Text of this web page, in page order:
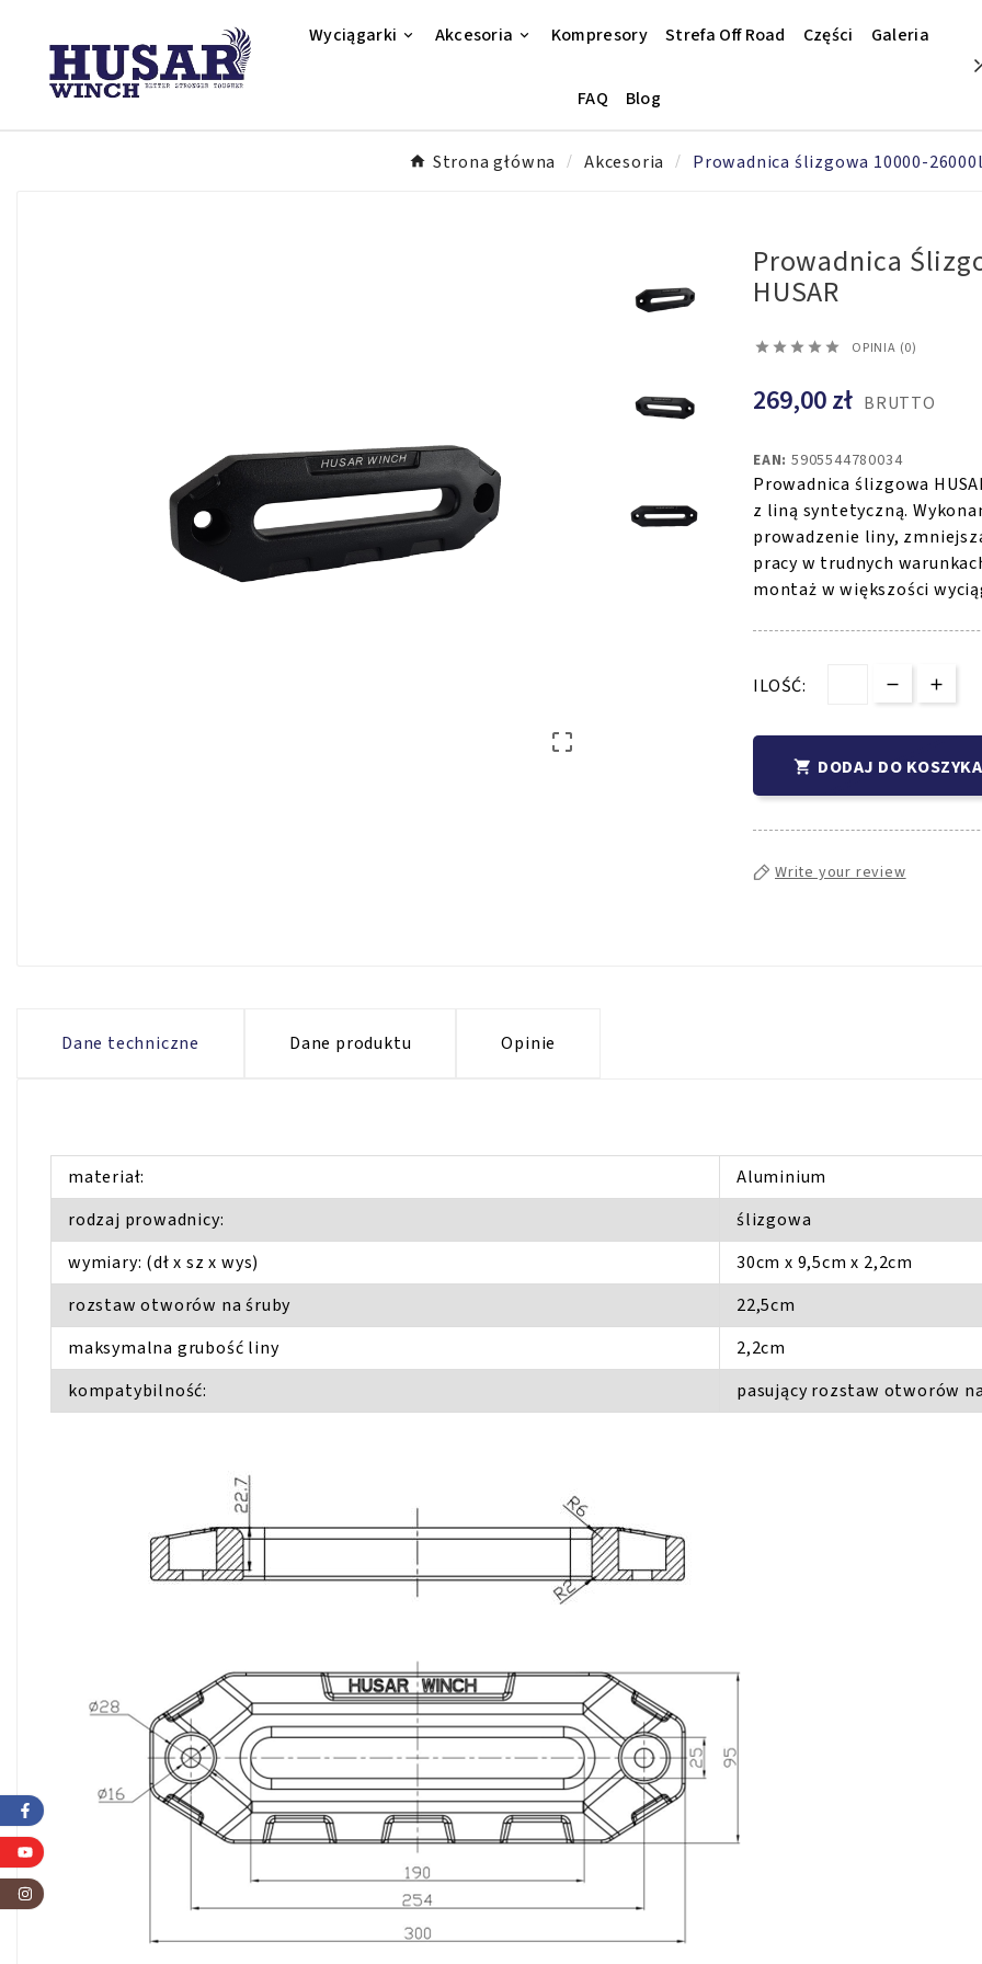
Wyciągarki Akcesoria Kompresory Strefa Off Road Części Galeria
FAQ Blog
Strona główna Akcesoria Prowadnica ślizgowa 10000-

Prowadnica
HUSAR
     OPINIA (0)
269,00 zł BRUTTO
EAN: 5905544780034
Prowadnica ślizgowa
z liną syntetyczną.
prowadzenie liny,
pracy w trudnych
montaż w większości
ILOŚĆ:
 DODAJ DO KOSZYKA
Write your review
Dane techniczne Dane produktu Opinie
materiał:
Aluminium
rodzaj prowadnicy:
ślizgowa
wymiary: (dł x sz x wys)
30cm x 9,5cm x 2,2cm
rozstaw otworów na śruby
22,5cm
maksymalna grubość liny
2,2cm
kompatybilność:
pasujący rozstaw otworów